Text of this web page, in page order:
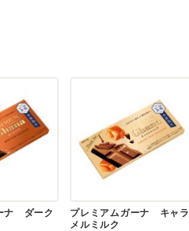
ナ ダーク
プレミアムガーナ キャラ
メルミルク